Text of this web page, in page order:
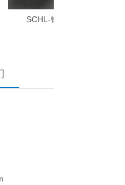
SCHL-锂电池搅拌